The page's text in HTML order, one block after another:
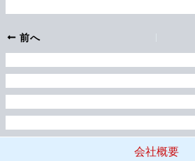
前へ
会社概要